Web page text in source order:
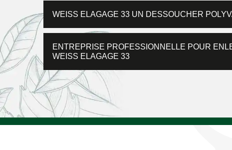
WEISS ELAGAGE 33 UN DESSOUCHER
ENTREPRISE PROFESSIONNELLE POUR
WEISS ELAGAGE 33